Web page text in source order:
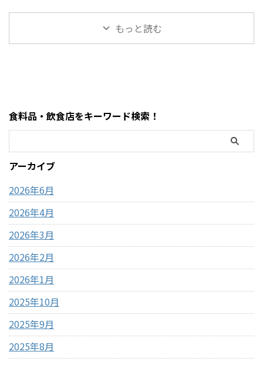
種類、価格、魅力、どんな人
におすすめなのかを、表やリ
ッシュレス（クレジットカー
ド中心）・現金が必要になる
大容量なのに価格が安く、気
になっている人も多い人気商品
2,200円前後・内容量は450gの
大容量・ピスタチオ×サクサ
「ドバイチョコ」がコスパよ
く買える・甘さ＋ナッツ＋食
ドバイ ...
すが、実はめちゃくちゃ簡単
に作れます。 この記事では、
500Wで約2分30秒〜3分30秒が
目安・「ポンポン音が止まる
前」が完成のタイミング・1袋
約59円でコスパ最強 コストコ
もっと読む
食料品・飲食店をキーワード検索！
アーカイブ
2026年6月
2026年4月
2026年3月
2026年2月
2026年1月
2025年10月
2025年9月
2025年8月